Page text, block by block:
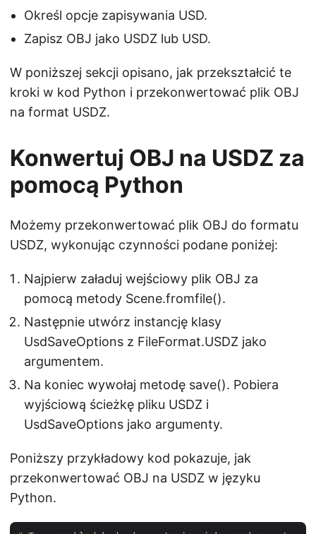
Określ opcje zapisywania USD.
Zapisz OBJ jako USDZ lub USD.
W poniższej sekcji opisano, jak przekształcić te
kroki w kod Python i przekonwertować plik OBJ
na format USDZ.
Konwertuj OBJ na USDZ za
pomocą Python
Możemy przekonwertować plik OBJ do formatu
USDZ, wykonując czynności podane poniżej:
Najpierw załaduj wejściowy plik OBJ za
pomocą metody Scene.fromfile().
Następnie utwórz instancję klasy
UsdSaveOptions z FileFormat.USDZ jako
argumentem.
Na koniec wywołaj metodę save(). Pobiera
wyjściową ścieżkę pliku USDZ i
UsdSaveOptions jako argumenty.
Poniższy przykładowy kod pokazuje, jak
przekonwertować OBJ na USDZ w języku
Python.